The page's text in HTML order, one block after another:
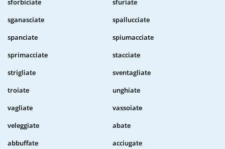
sforbiciate
sfuriate
sganasciate
spallucciate
spanciate
spiumacciate
sprimacciate
stacciate
strigliate
sventagliate
troiate
unghiate
vagliate
vassoiate
veleggiate
abate
abbuffate
acciugate